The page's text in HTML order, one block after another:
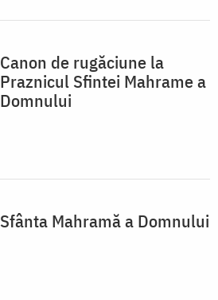
Canon de rugăciune la
Praznicul Sfintei Mahrame a
Domnului
Sfânta Mahramă a Domnului